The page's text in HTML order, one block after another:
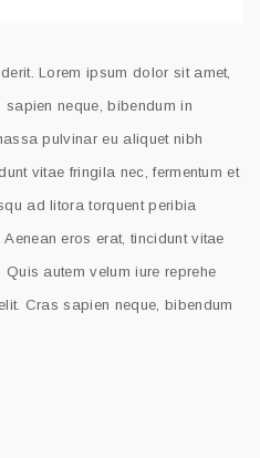
Lorem ipsum dolor sit amet,
neque, bibendum in
pulvinar eu aliquet nibh
vitae fringila nec, fermentum et
ad litora torquent peribia
eros erat, tincidunt vitae
autem velum iure reprehe
Cras sapien neque, bibendum